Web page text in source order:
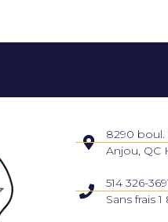
8290
Anjou, QC
514 326-
Sans frais